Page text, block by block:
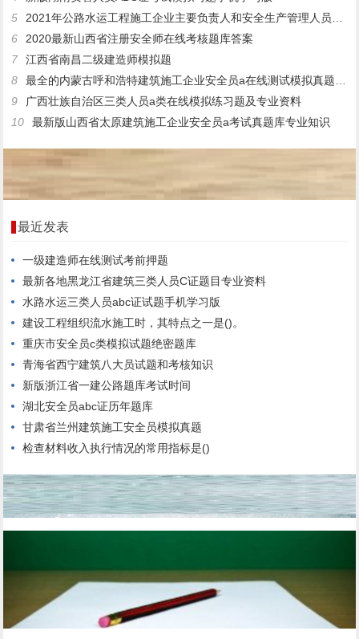
5
2021年公路水运工程施工企业主要负责人和安全生产管理人员题库
6
2020最新山西省注册安全师在线考核题库答案
7
江西省南昌二级建造师模拟题
8
最全的内蒙古呼和浩特建筑施工企业安全员a在线测试模拟真题参考资料
9
广西壮族自治区三类人员a类在线模拟练习题及专业资料
10
最新版山西省太原建筑施工企业安全员a考试真题库专业知识
最近发表
一级建造师在线测试考前押题
最新各地黑龙江省建筑三类人员C证题目专业资料
水路水运三类人员abc证试题手机学习版
建设工程组织流水施工时，其特点之一是()。
重庆市安全员c类模拟试题绝密题库
青海省西宁建筑八大员试题和考核知识
新版浙江省一建公路题库考试时间
湖北安全员abc证历年题库
甘肃省兰州建筑施工安全员模拟真题
检查材料收入执行情况的常用指标是()